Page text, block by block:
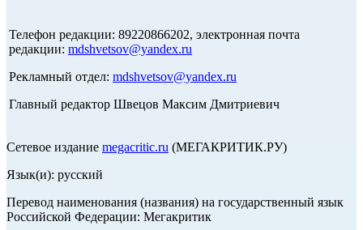
Телефон редакции: 89220866202, электронная почта
редакции: mdshvetsov@yandex.ru
Рекламный отдел: mdshvetsov@yandex.ru
Главный редактор Швецов Максим Дмитриевич
Сетевое издание megacritic.ru (МЕГАКРИТИК.РУ)
Язык(и): русский
Перевод наименования (названия) на государственный язык
Российской Федерации: Мегакритик